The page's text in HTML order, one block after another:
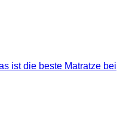
ist die beste Matratze bei